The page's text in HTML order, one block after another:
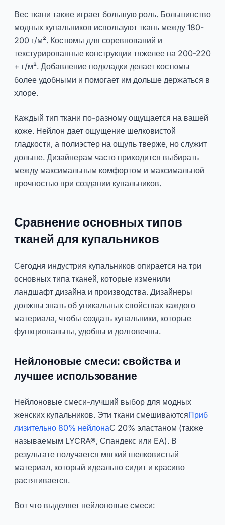
Вес ткани также играет большую роль. Большинство
модных купальников используют ткань между 180-
200 г/м². Костюмы для соревнований и
текстурированные конструкции тяжелее на 200-220
+ г/м². Добавление подкладки делает костюмы
более удобными и помогает им дольше держаться в
хлоре.
Каждый тип ткани по-разному ощущается на вашей
коже. Нейлон дает ощущение шелковистой
гладкости, а полиэстер на ощупь тверже, но служит
дольше. Дизайнерам часто приходится выбирать
между максимальным комфортом и максимальной
прочностью при создании купальников.
Сравнение основных типов
тканей для купальников
Сегодня индустрия купальников опирается на три
основных типа тканей, которые изменили
ландшафт дизайна и производства. Дизайнеры
должны знать об уникальных свойствах каждого
материала, чтобы создать купальники, которые
функциональны, удобны и долговечны.
Нейлоновые смеси: свойства и
лучшее использование
Нейлоновые смеси-лучший выбор для модных
женских купальников. Эти ткани смешиваютсяПриб
лизительно 80% нейлонаС 20% эластаном (также
называемым LYCRA®, Спандекс или EA). В
результате получается мягкий шелковистый
материал, который идеально сидит и красиво
растягивается.
Вот что выделяет нейлоновые смеси: